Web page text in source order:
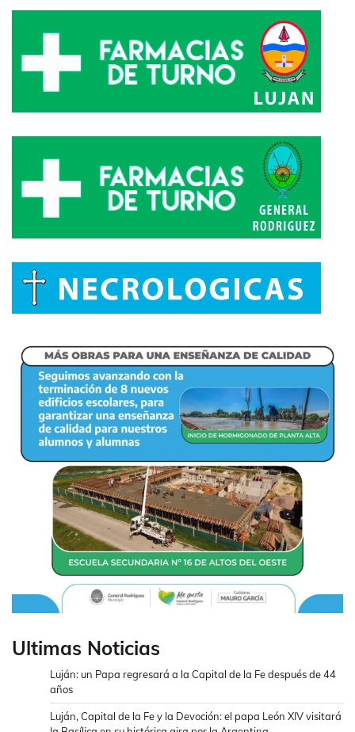
Ultimas Noticias
Luján: un Papa regresará a la Capital de la Fe después de 44
años
Luján, Capital de la Fe y la Devoción: el papa León XIV visitará